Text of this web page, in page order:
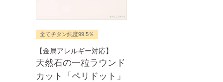
全てチタン純度99.5％
【金属アレルギー対応】
天然石の一粒ラウンド
カット「ペリドット」